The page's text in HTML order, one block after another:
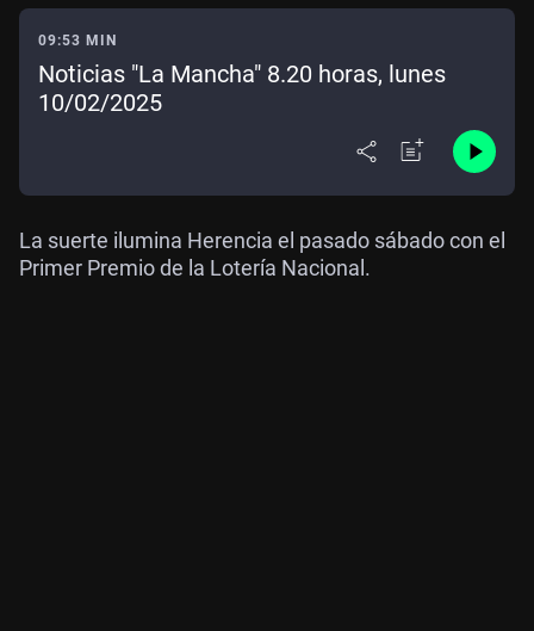
09:53 MIN
Noticias "La Mancha" 8.20 horas, lunes
10/02/2025
La suerte ilumina Herencia el pasado sábado con el
Primer Premio de la Lotería Nacional.